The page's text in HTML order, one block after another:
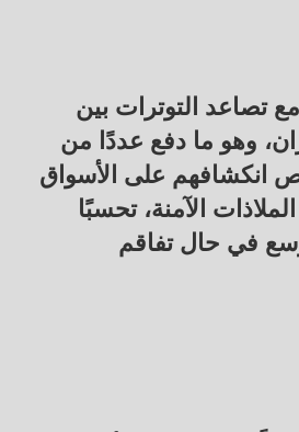
تصاعد التوترات بين
وهو ما دفع عددًا من
انكشافهم على الأسواق
الآمنة، تحسبًا
في حال تفاقم